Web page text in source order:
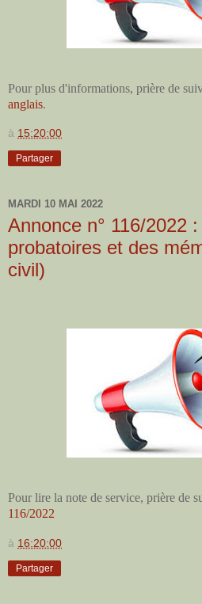
Pour plus d'informations, prière de
anglais.
à 15:20:00
Partager
MARDI 10 MAI 2022
Annonce n° 116/2022
probatoires et des
civil)
Pour lire la note de service, prière de
116/2022
à 16:20:00
Partager